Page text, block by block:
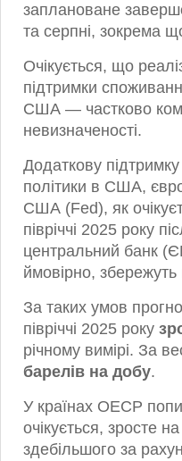
заплановане
та серпні, зокрема
Очікується, що
підтримки
США — частково
невизначеності.
Додаткову
політики в США,
США (Fed), як
півріччі 2025 року
центральний банк
ймовірно, збережуть
За таких умов
півріччі 2025 року
річному вимірі. За
барелів на добу.
У країнах ОЕСР
очікується, зросте на
здебільшого за